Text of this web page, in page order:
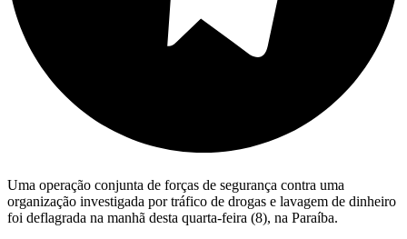
Uma operação conjunta de forças de segurança contra uma
organização investigada por tráfico de drogas e lavagem de dinheiro
foi deflagrada na manhã desta quarta-feira (8), na Paraíba.